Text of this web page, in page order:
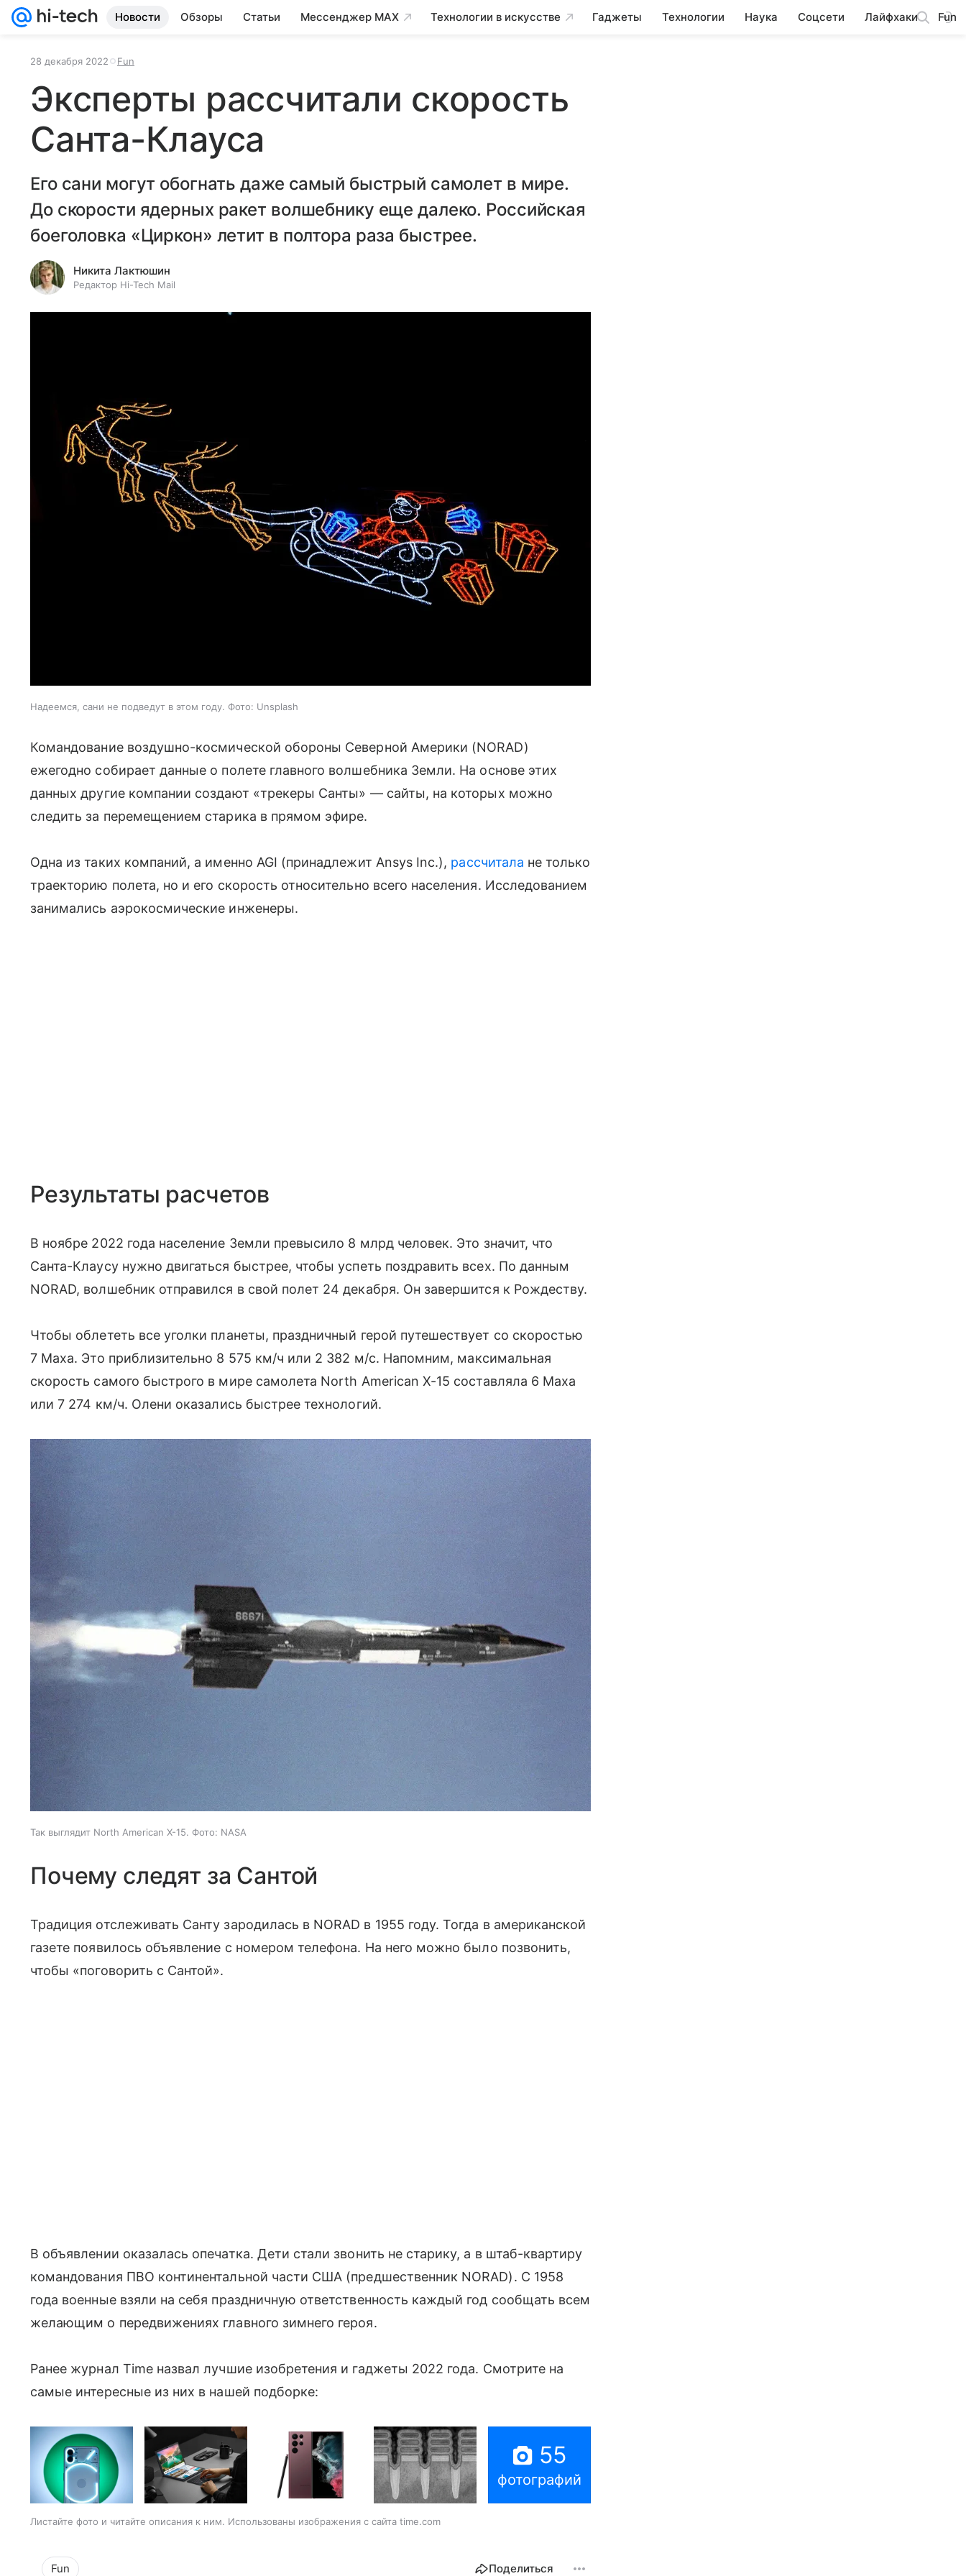
Новости Обзоры Статьи Мессенджер MAX Технологии в искусстве Гаджеты Технологии Наука Соцсети Лайфхаки Fun
28 декабря 2022 Fun
Эксперты рассчитали скорость
Санта-Клауса
Его сани могут обогнать даже самый быстрый самолет в мире.
До скорости ядерных ракет волшебнику еще далеко. Российская
боеголовка «Циркон» летит в полтора раза быстрее.
Никита Лактюшин
Редактор Hi-Tech Mail
Надеемся, сани не подведут в этом году. Фото: Unsplash
Командование воздушно-космической обороны Северной Америки (NORAD)
ежегодно собирает данные о полете главного волшебника Земли. На основе этих
данных другие компании создают «трекеры Санты» — сайты, на которых можно
следить за перемещением старика в прямом эфире.
Одна из таких компаний, а именно AGI (принадлежит Ansys Inc.), рассчитала не только
траекторию полета, но и его скорость относительно всего населения. Исследованием
занимались аэрокосмические инженеры.
Результаты расчетов
В ноябре 2022 года население Земли превысило 8 млрд человек. Это значит, что
Санта-Клаусу нужно двигаться быстрее, чтобы успеть поздравить всех. По данным
NORAD, волшебник отправился в свой полет 24 декабря. Он завершится к Рождеству.
Чтобы облететь все уголки планеты, праздничный герой путешествует со скоростью
7 Маха. Это приблизительно 8 575 км/ч или 2 382 м/с. Напомним, максимальная
скорость самого быстрого в мире самолета North American X-15 составляла 6 Маха
или 7 274 км/ч. Олени оказались быстрее технологий.
Так выглядит North American X-15. Фото: NASA
Почему следят за Сантой
Традиция отслеживать Санту зародилась в NORAD в 1955 году. Тогда в американской
газете появилось объявление с номером телефона. На него можно было позвонить,
чтобы «поговорить с Сантой».
В объявлении оказалась опечатка. Дети стали звонить не старику, а в штаб-квартиру
командования ПВО континентальной части США (предшественник NORAD). С 1958
года военные взяли на себя праздничную ответственность каждый год сообщать всем
желающим о передвижениях главного зимнего героя.
Ранее журнал Time назвал лучшие изобретения и гаджеты 2022 года. Смотрите на
самые интересные из них в нашей подборке:
55
фотографий
Листайте фото и читайте описания к ним. Использованы изображения с сайта time.com
Fun Поделиться